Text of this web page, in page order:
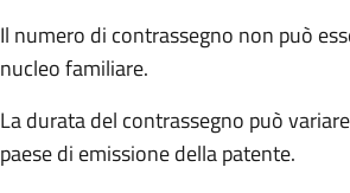
Il numero di contrassegno non può
nucleo familiare.
La durata del contrassegno può
paese di emissione della patente.